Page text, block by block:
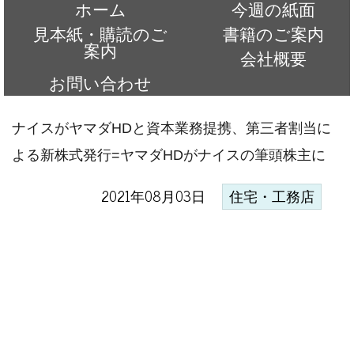
ホーム
今週の紙面
見本紙・購読のご
案内
書籍のご案内
会社概要
お問い合わせ
ナイスがヤマダHDと資本業務提携、第三者割当に
よる新株式発行=ヤマダHDがナイスの筆頭株主に
2021年08月03日 住宅・工務店